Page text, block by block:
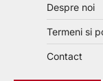
Despre noi
Termeni si
Contact